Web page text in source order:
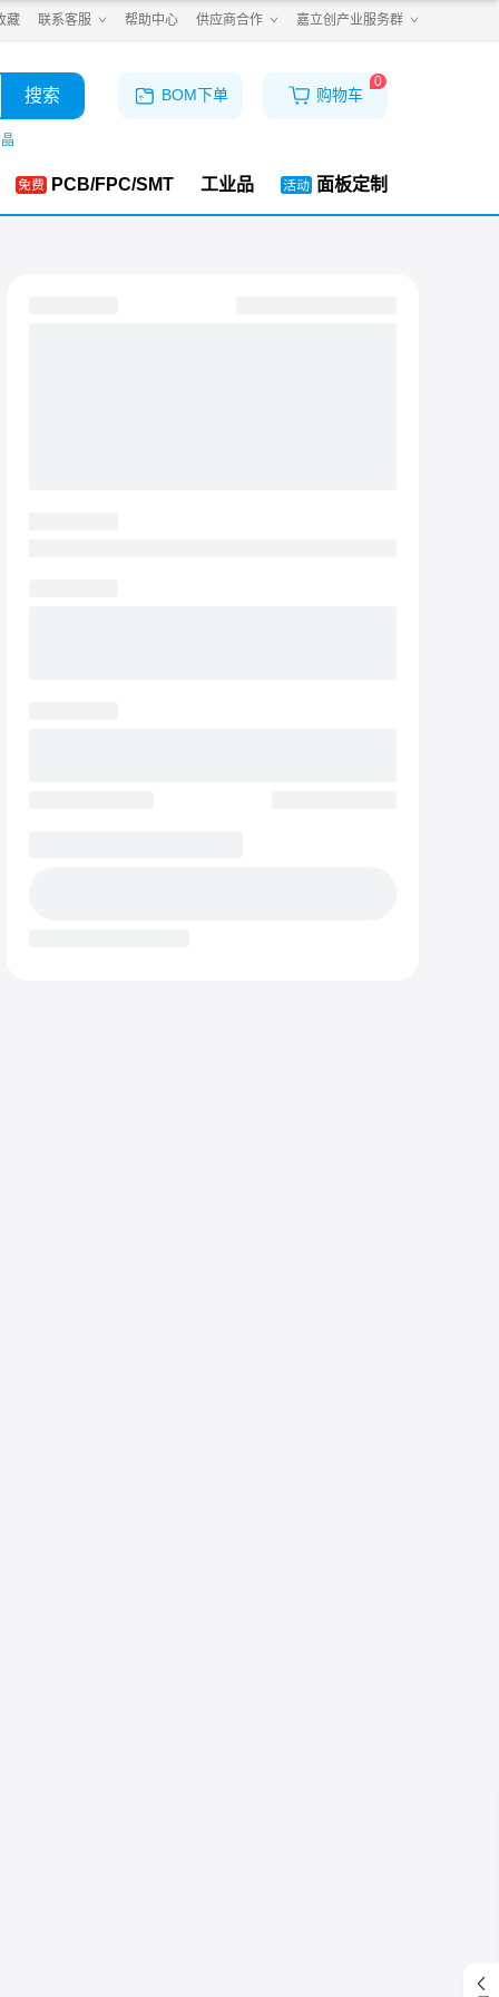
藏 联系客服 帮助中心 供应商合作 嘉立创产业服务群
搜索 BOM下单 购物车
0
PCB/FPC/SMT 工业品 面板定制